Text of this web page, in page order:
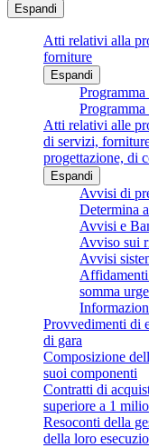
Espandi
Atti relativi alla
forniture
Espandi
Atti relativi alle
di servizi,
progettazione, di
Espandi
Avvisi di
Determina
Avvisi e
Avviso sui
Avvisi
somma
Provvedimenti di
di gara
Composizione
suoi componenti
Contratti di
superiore a 1
Resoconti della
della loro